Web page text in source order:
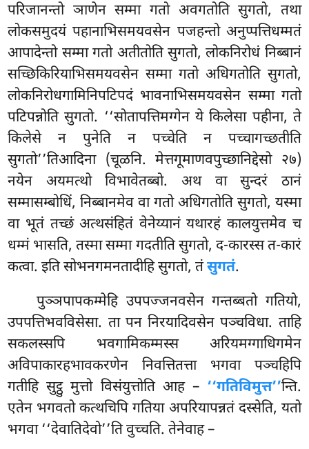
परिजानन्तो ञाणेन सम्मा गतो अवगतोति सुगतो, तथा
लोकसमुदयं पहानाभिसमयवसेन पजहन्तो अनुप्पत्तिधम्मतं
आपादेन्तो सम्मा गतो अतीतोति सुगतो, लोकनिरोधं निब्बानं
सच्छिकिरियाभिसमयवसेन सम्मा गतो अधिगतोति सुगतो,
लोकनिरोधगामिनिपटिपदं भावनाभिसमयवसेन सम्मा गतो
पटिपन्नोति सुगतो. ‘‘सोतापत्तिमग्गेन ये किलेसा पहीना, ते
किलेसे न पुनेति न पच्चेति न पच्चागच्छतीति
सुगतो’’तिआदिना (चूळनि. मेत्तगूमाणवपुच्छानिद्देसो २७)
नयेन अयमत्थो विभावेतब्बो. अथ वा सुन्दरं ठानं
सम्मासम्बोधिं, निब्बानमेव वा गतो अधिगतोति सुगतो, यस्मा
वा भूतं तच्छं अत्थसंहितं वेनेय्यानं यथारहं कालयुत्तमेव च
धम्मं भासति, तस्मा सम्मा गदतीति सुगतो, द-कारस्स त-कारं
कत्वा. इति सोभनगमनतादीहि सुगतो, तंसुगतं.
पुञ्ञपापकम्मेहि उपपज्जनवसेन गन्तब्बतो गतियो,
उपपत्तिभवविसेसा. ता पन निरयादिवसेन पञ्चविधा. ताहि
सकलस्सपि भवगामिकम्मस्स अरियमग्गाधिगमेन
अविपाकारहभावकरणेन निवत्तितत्ता भगवा पञ्चहिपि
गतीहि सुट्ठु मुत्तो विसंयुत्तोति आह – ‘‘गतिविमुत्त’’न्ति.
एतेन भगवतो कत्थचिपि गतिया अपरियापन्नतं दस्सेति, यतो
भगवा ‘‘देवातिदेवो’’ति वुच्चति. तेनेवाह –